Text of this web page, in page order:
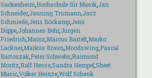
Sackenheim Hochschule für Musik, Jan
Schneider,Janning Trumann Jazz
Schmiede, Jens Böckamp, Jens
Düppe, Johannes Behr,Jürgen
Friedrich Mainz Marcus Bartelt, Marko
Lackner,Markus Braun Moodswing, Pascal
Bartoszak, Peter Schwebs Raimund
Moritz Ralf Hesse,Sandra Hempel Sheet
Music,Volker Heinze,Wolf Schenk